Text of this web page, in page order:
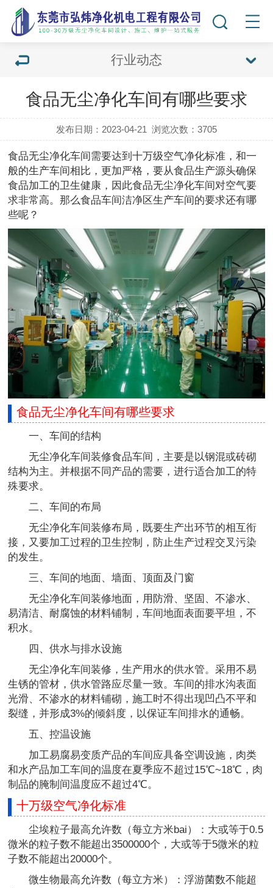
行业动态
食品无尘净化车间有哪些要求
发布日期：2023-04-21 浏览次数：3705
食品无尘净化车间需要达到十万级空气净化标准，和一
般的生产车间相比，更加严格，要从食品生产源头确保
食品加工的卫生健康，因此食品无尘净化车间对空气要
求非常高。那么食品车间洁净区生产车间的要求还有哪
些呢？
食品无尘净化车间有哪些要求
一、车间的结构
无尘净化车间装修食品车间，主要是以钢混或砖砌
结构为主。并根据不同产品的需要，进行适合加工的特
殊要求。
二、车间的布局
无尘净化车间装修布局，既要生产出环节的相互衔
接，又要加工过程的卫生控制，防止生产过程交叉污染
的发生。
三、车间的地面、墙面、顶面及门窗
无尘净化车间装修地面，用防滑、坚固、不渗水、
易清洁、耐腐蚀的材料铺制，车间地面表面要平坦，不
积水。
四、供水与排水设施
无尘净化车间装修，生产用水的供水管。采用不易
生锈的管材，供水管路应尽量一致。车间的排水沟表面
光滑、不渗水的材料铺砌，施工时不得出现凹凸不平和
裂缝，并形成3%的倾斜度，以保证车间排水的通畅。
五、控温设施
加工易腐易变质产品的车间应具备空调设施，肉类
和水产品加工车间的温度在夏季应不超过15℃~18℃，肉
制品的腌制间温度应不超过4℃。
十万级空气净化标准
尘埃粒子最高允许数（每立方米bai）：大或等于0.5
微米的粒子数不能超出3500000个，大或等于5微米的粒
子数不能超出20000个。
微生物最高允许数（每立方米）：浮游菌数不能超